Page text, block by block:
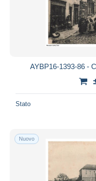
AYBP16-1393-86 -
Stato
Nuovo